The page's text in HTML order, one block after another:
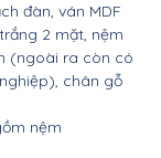
đàn, ván MDF
2 mặt, nệm
(ngoài ra còn có
chân gỗ
nệm